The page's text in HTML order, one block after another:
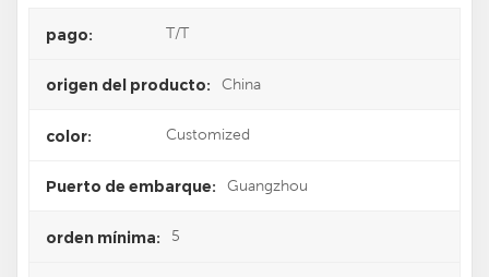
pago: T/T
origen del producto: China
color: Customized
Puerto de embarque: Guangzhou
orden mínima: 5